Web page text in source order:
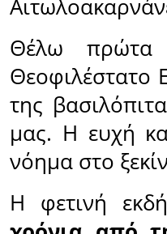
Θέλω πρώτα
Θεοφιλέστατο
της
μας. Η ευχή
νόημα στο
Η φετινή